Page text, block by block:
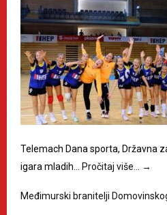
Telemach Dana sporta, Državna
igara mladih…
Pročitaj više… →
Međimurski branitelji